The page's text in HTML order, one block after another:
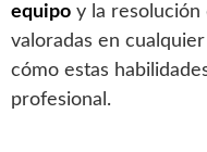
equipo y la resolución
valoradas en
cómo estas
profesional.